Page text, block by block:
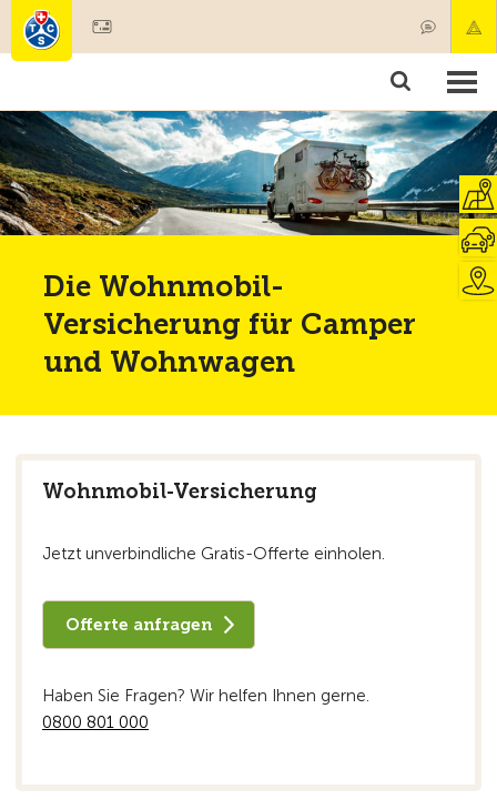
Mitgliedschaft & Leistungen
Test, Sicherheit & Gesundheit
Die Wohnmobil-
Versicherung für Camper
und Wohnwagen
Wohnmobil-Versicherung
Jetzt unverbindliche Gratis-Offerte einholen.
Offerte anfragen
Haben Sie Fragen? Wir helfen Ihnen gerne.
0800 801 000